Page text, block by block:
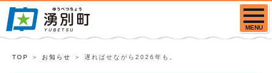
MENU
TOP お知らせ 遅ればせながら2026年も。